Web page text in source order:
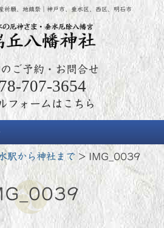
願、地鎮祭｜神戸市、垂水区、西区、明石市
ご予約・お問合せ
707-3654
フォームはこちら
駅から神社まで> IMG_0039